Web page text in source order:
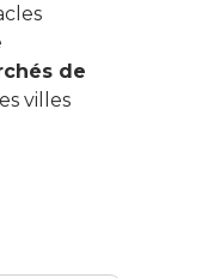
de
villes